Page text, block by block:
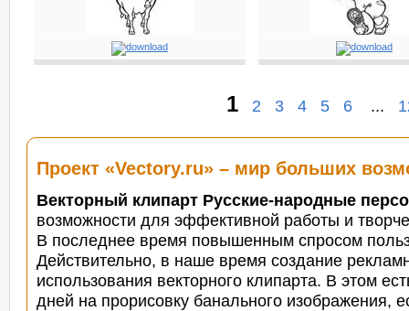
1 2 3 4 5 6 ...
Проект «Vectory.ru» – мир больших
Векторный клипарт Русские-народные
возможности для эффективной работы и
В последнее время повышенным спросом
Действительно, в наше время создание
использования векторного клипарта. В этом
дней на прорисовку банального изображения,